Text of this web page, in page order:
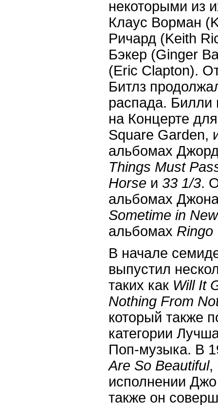
некоторыми из
Клаус Ворман
Ричард (Keith
Бэкер (Ginger
(Eric Clapton).
Битлз
распада.
на Концерте
Square Garden,
альбомах
Things Must
Horse и 33 1/3.
альбомах
Sometime in New
альбомах Ringo
В начале
выпустил
таких как Will It
Nothing From
который также
категории
Поп-музыка. В
Are So Beautiful,
исполнении
также он